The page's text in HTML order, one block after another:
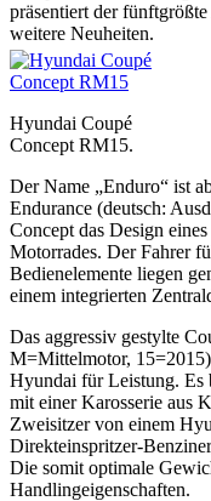
präsentiert der
weitere Neuheiten.
Hyundai Coupé
Concept RM15.
Der Name „Enduro“ ist
Endurance (deutsch:
Concept das Design
Motorrades. Der Fahrer
Bedienelemente liegen
einem integrierten
Das aggressiv gestylte
M=Mittelmotor,
Hyundai für Leistung. Es
mit einer Karosserie aus
Zweisitzer von einem
Direkteinspritzer-
Die somit optimale
Handlingeigenschaften.